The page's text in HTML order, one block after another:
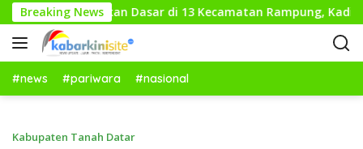
a
g
u
Breaking News
Pendidikan Dasar di 13 Kecamatan Rampung,
#news #pariwara #nasional
Kabupaten Tanah Datar